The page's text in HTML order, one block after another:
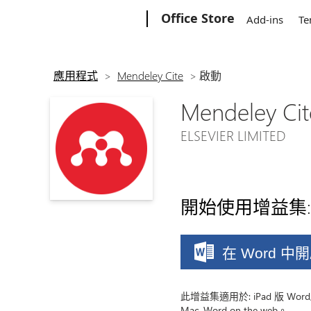
Office Store Add-ins
應用程式 > Mendeley Cite > 啟動
Mendeley
ELSEVIER LIMITED
開始使用增益集:
在 Word 中
此增益集適用於: iPad 版